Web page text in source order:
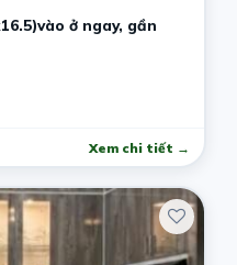
Xem chi tiết →